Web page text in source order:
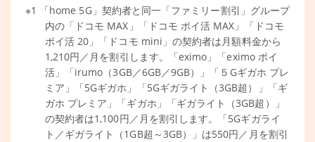
※1 「home 5G」契約者と同一「ファミリー割引」グループ
内の「ドコモ MAX」「ドコモ ポイ活 MAX」「ドコモ
ポイ活 20」「ドコモ mini」の契約者は月額料金から
1,210円／月を割引します。「eximo」「eximo ポイ
活」「irumo（3GB／6GB／9GB）」「５Gギガホ プレ
ミア」「5Gギガホ」「5Gギガライト（3GB超）」「ギ
ガホ プレミア」「ギガホ」「ギガライト（3GB超）」
の契約者は1,100円／月を割引します。「5Gギガライ
ト／ギガライト（1GB超～3GB）」は550円／月を割引